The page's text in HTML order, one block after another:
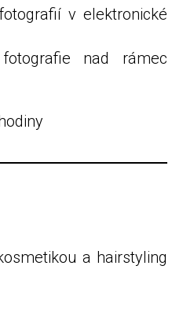
v elektronické
nad rámec
a hairstyling